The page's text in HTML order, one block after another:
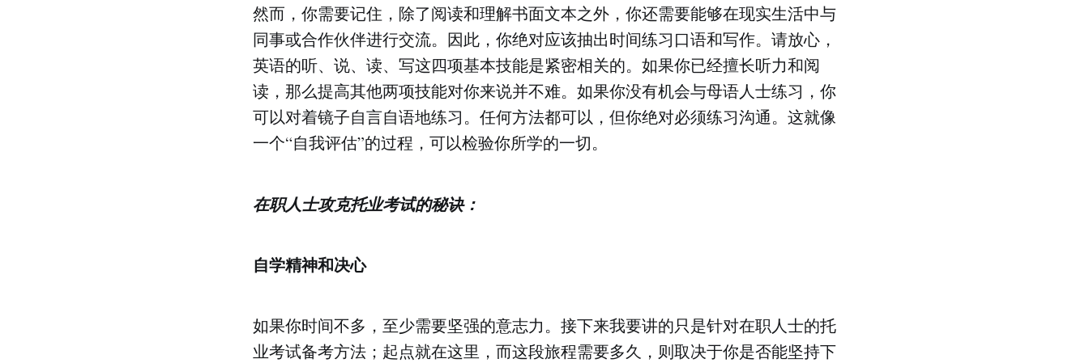
然而，你需要记住，除了阅读和理解书面文本之外，你还需要能够在现实生活中与
同事或合作伙伴进行交流。因此，你绝对应该抽出时间练习口语和写作。请放心，
英语的听、说、读、写这四项基本技能是紧密相关的。如果你已经擅长听力和阅
读，那么提高其他两项技能对你来说并不难。如果你没有机会与母语人士练习，你
可以对着镜子自言自语地练习。任何方法都可以，但你绝对必须练习沟通。这就像
一个“自我评估”的过程，可以检验你所学的一切。
在职人士攻克托业考试的秘诀：
自学精神和决心
如果你时间不多，至少需要坚强的意志力。接下来我要讲的只是针对在职人士的托
业考试备考方法；起点就在这里，而这段旅程需要多久，则取决于你是否能坚持下